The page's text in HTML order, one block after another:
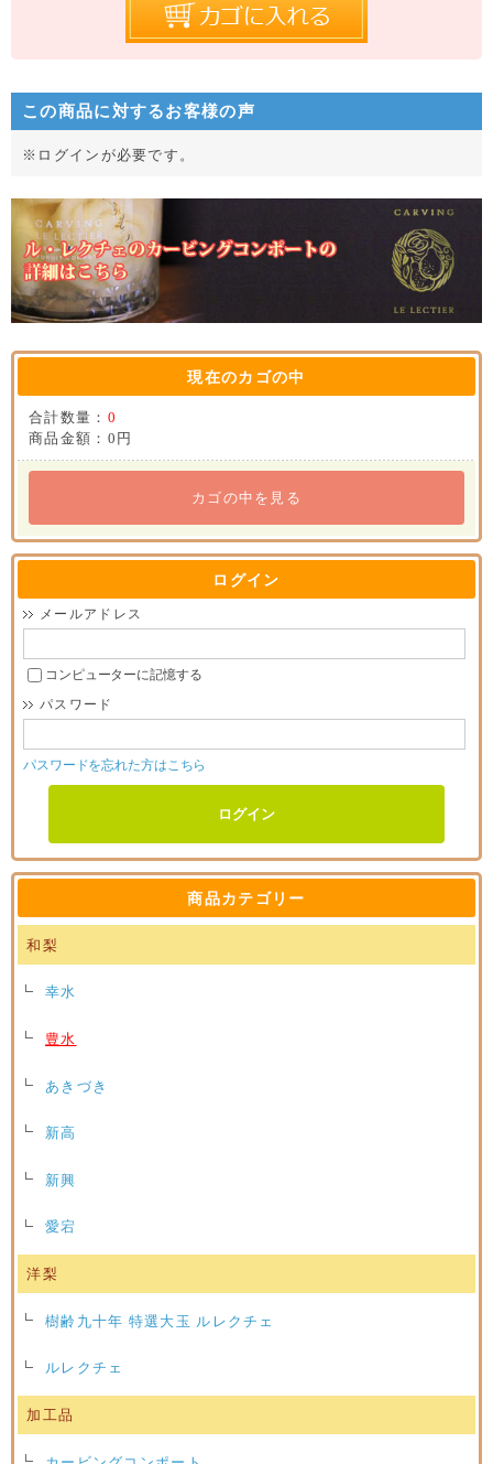
この商品に対するお客様の声
※ログインが必要です。
現在のカゴの中
合計数量： 0
商品金額： 0円
カゴの中を見る
ログイン
メールアドレス
コンピューターに記憶する
パスワード
パスワードを忘れた方はこちら
商品カテゴリー
和梨
幸水
豊水
あきづき
新高
新興
愛宕
洋梨
樹齢九十年 特選大玉 ルレクチェ
ルレクチェ
加工品